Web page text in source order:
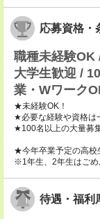
応募資格・
職種未経験OK
大学生歓迎 /
業・Wワーク
★未経験OK！
★必要な経験や資格は
★100名以上の大量募
★今年卒業予定の高校
※1年生、2年生はごめ
待遇・福利